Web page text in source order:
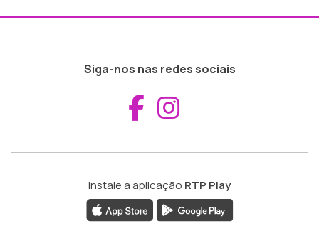
Siga-nos nas redes sociais
Aceder ao
Instale a aplicação RTP Play